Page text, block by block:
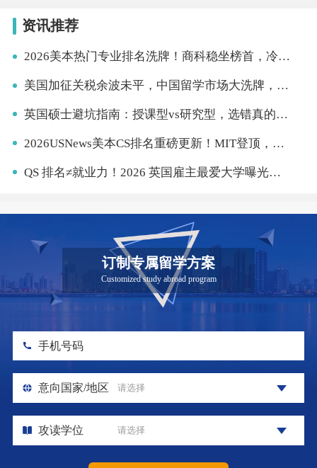
资讯推荐
2026美本热门专业排名洗牌！商科稳坐榜首，冷门文科逆袭碾压CS？
美国加征关税余波未平，中国留学市场大洗牌，赴美热潮凉了？
英国硕士避坑指南：授课型vs研究型，选错真的会白读！
2026USNews美本CS排名重磅更新！MIT登顶，公立强校逆袭，申请党必看分层指南
QS 排名≠就业力！2026 英国雇主最爱大学曝光：牛剑落榜，曼大杀疯了
订制专属留学方案
Customized study abroad program
手机号码
意向国家/地区
攻读学位